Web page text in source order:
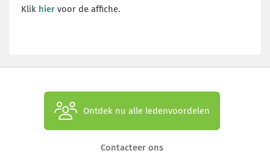
Klik hier voor de affiche.
Ontdek nu alle ledenvoordelen
Contacteer ons